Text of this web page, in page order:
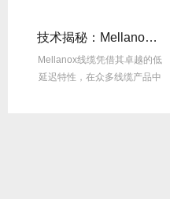
技术揭秘：Mellanox线缆低延迟背后的“信号优化”黑科技！
Mellanox线缆凭借其卓越的低
延迟特性，在众多线缆产品中